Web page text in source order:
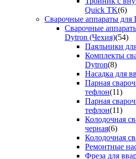
Quick TK(6)
Сварочные аппараты
Сварочные
Dytron (Чехия)(54)
Паяльники
Комплекты
Dytron(8)
Насадка для
Парная
тефлон(11)
Парная
тефлон(11)
Колодочная
черная(6)
Колодочная
Ремонтные
Фреза для